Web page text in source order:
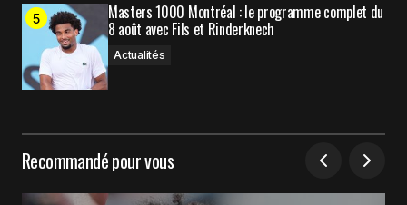
Masters 1000 Montréal : le programme complet du
8 août avec Fils et Rinderknech
Actualités
Recommandé pour vous